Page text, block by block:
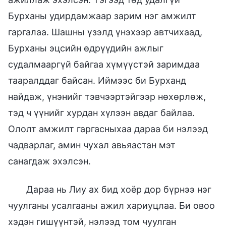
Бурханы удирдамжаар зарим нэг амжилт
гаргалаа. Шашны үзэлд үнэхээр автчихаад,
Бурханы эцсийн өдрүүдийн ажлыг
судалмааргүй байгаа хүмүүстэй заримдаа
тааралддаг байсан. Иймээс би Бурханд
найдаж, үнэнийг тэвчээртэйгээр нөхөрлөж,
тэд ч үүнийг хурдан хүлээн авдаг байлаа.
Ололт амжилт гаргасныхаа дараа би нэлээд
чадварлаг, амин чухал авьяастан мэт
санагдаж эхэлсэн.
Дараа нь Лиу ах бид хоёр дор бүрнээ нэг
чуулганы усалгааны ажил хариуцлаа. Би овоо
хэдэн гишүүнтэй, нэлээд том чуулган